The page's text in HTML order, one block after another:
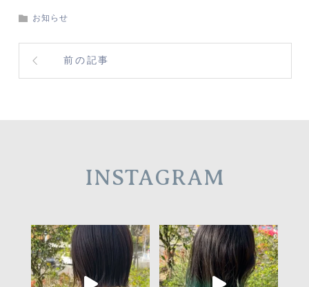
お知らせ
前の記事
INSTAGRAM